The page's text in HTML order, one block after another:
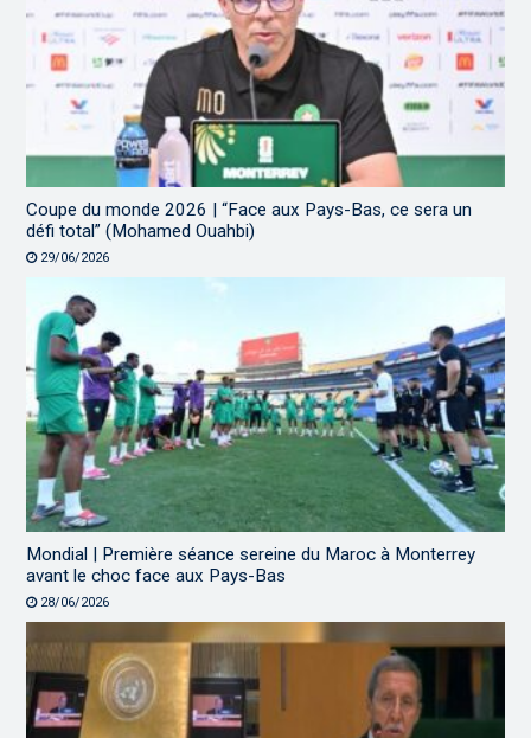
Coupe du monde 2026 | “Face aux Pays-Bas, ce sera un
défi total” (Mohamed Ouahbi)
29/06/2026
Mondial | Première séance sereine du Maroc à Monterrey
avant le choc face aux Pays-Bas
28/06/2026